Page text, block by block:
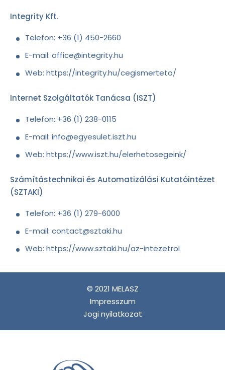
Integrity Kft.
Telefon: +36 (1) 450-2660
E-mail: office@integrity.hu
Web: https://integrity.hu/cegismerteto/
Internet Szolgáltatók Tanácsa (ISZT)
Telefon: +36 (1) 238-0115
E-mail: info@egyesulet.iszt.hu
Web: https://www.iszt.hu/elerhetosegeink/
Számítástechnikai és Automatizálási Kutatóintézet
(SZTAKI)
Telefon: +36 (1) 279-6000
E-mail: contact@sztaki.hu
Web: https://www.sztaki.hu/az-intezetrol
© 2021 MELASZ
Impresszum
Jogi nyilatkozat